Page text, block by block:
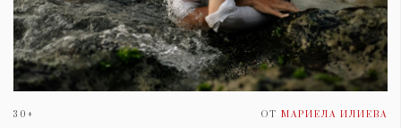
30+ ОТ МАРИЕЛА ИЛИЕВА